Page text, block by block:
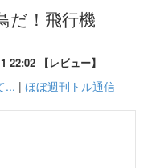
だ！飛行機
22:02 【レビュー】
... | ほぼ週刊トル通信